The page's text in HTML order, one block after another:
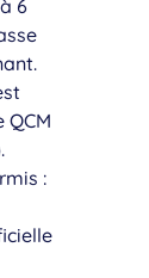
6
QCM
: